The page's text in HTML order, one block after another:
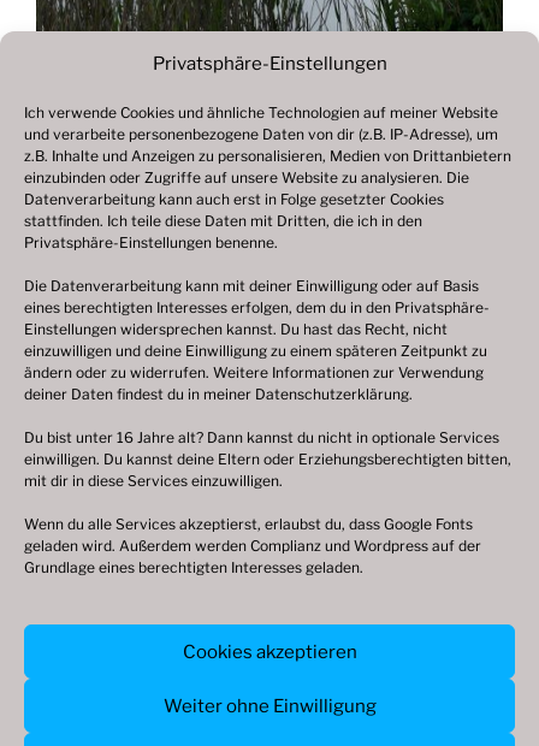
Privatsphäre-Einstellungen
Ich verwende Cookies und ähnliche Technologien auf meiner Website
und verarbeite personenbezogene Daten von dir (z.B. IP-Adresse), um
z.B. Inhalte und Anzeigen zu personalisieren, Medien von Drittanbietern
einzubinden oder Zugriffe auf unsere Website zu analysieren. Die
Datenverarbeitung kann auch erst in Folge gesetzter Cookies
stattfinden. Ich teile diese Daten mit Dritten, die ich in den
Privatsphäre-Einstellungen benenne.
Die Datenverarbeitung kann mit deiner Einwilligung oder auf Basis
eines berechtigten Interesses erfolgen, dem du in den Privatsphäre-
Einstellungen widersprechen kannst. Du hast das Recht, nicht
einzuwilligen und deine Einwilligung zu einem späteren Zeitpunkt zu
ändern oder zu widerrufen. Weitere Informationen zur Verwendung
deiner Daten findest du in meiner Datenschutzerklärung.
Du bist unter 16 Jahre alt? Dann kannst du nicht in optionale Services
einwilligen. Du kannst deine Eltern oder Erziehungsberechtigten bitten,
mit dir in diese Services einzuwilligen.
Wenn du alle Services akzeptierst, erlaubst du, dass Google Fonts
geladen wird. Außerdem werden Complianz und Wordpress auf der
Grundlage eines berechtigten Interesses geladen.
Cookies akzeptieren
Weiter ohne Einwilligung
Beitragsnavigation
Vorheriger
Beitrag
Fotogalerie 2021
© 2003 – 2025 nilsbenthien.de,Datenschutzerklärung
|Cookie-Richtlinie EU|Impressum
© 2003 – 2026 nilsbenthien.de,
Datenschutzerkärung|Cookie-Richtlinie